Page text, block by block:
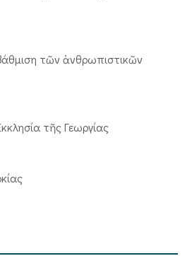
τῶν ἀνθρωπιστικῶν
τῆς Γεωργίας